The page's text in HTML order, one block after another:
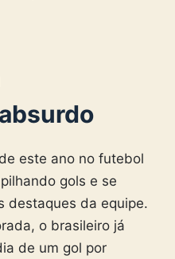
este ano no futebol
gols e se
destaques da equipe.
o brasileiro já
de um gol por